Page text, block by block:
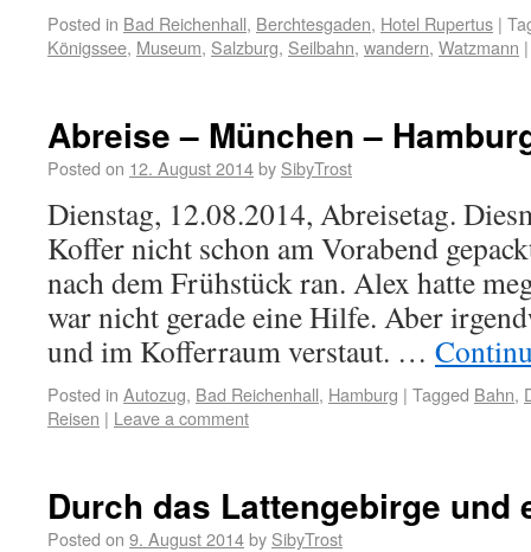
Posted in Bad Reichenhall, Berchtesgaden, Hotel Rupertus |
Königssee, Museum, Salzburg, Seilbahn, wandern, Watzmann |
Abreise – München –
Posted on 12. August 2014by SibyTrost
Dienstag, 12.08.2014, Abreisetag.
Koffer nicht schon am Vorabend
nach dem Frühstück ran. Alex hatte
war nicht gerade eine Hilfe. Aber
und im Kofferraum verstaut. …
Posted in Autozug, Bad Reichenhall, Hamburg | Tagged Bahn,
Reisen | Leave a comment
Durch das Lattengebirge
Posted on 9. August 2014by SibyTrost